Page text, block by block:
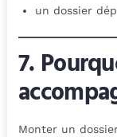
un dossier
7.
Monter un